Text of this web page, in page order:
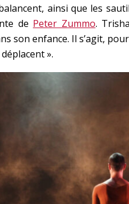
ainsi que les
de Peter Zummo.
son enfance. Il s’agit,
».